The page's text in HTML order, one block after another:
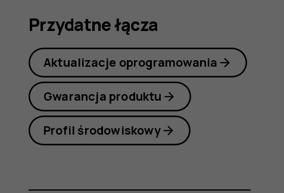
Plus
Przydatne łącza
Aktualizacje oprogramowania
Gwarancja produktu
Profil środowiskowy